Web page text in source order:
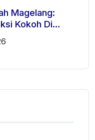
Magelang:
Kokoh Di